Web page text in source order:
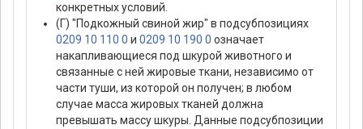
конкретных условий.
(Г) "Подкожный свиной жир" в подсубпозициях
0209 10 110 0 и 0209 10 190 0 означает
накапливающиеся под шкурой животного и
связанные с ней жировые ткани, независимо от
части туши, из которой он получен; в любом
случае масса жировых тканей должна
превышать массу шкуры. Данные подсубпозиции